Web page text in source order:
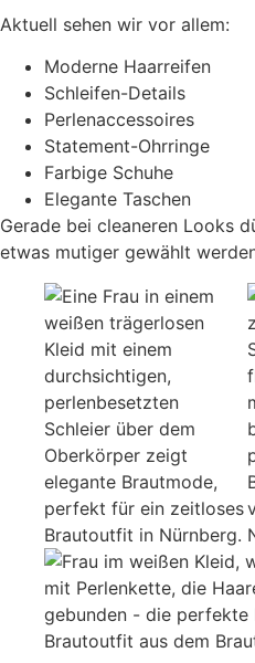
Aktuell sehen wir vor allem:
Moderne Haarreifen
Schleifen-Details
Perlenaccessoires
Statement-Ohrringe
Farbige Schuhe
Elegante Taschen
Gerade bei cleaneren Looks
etwas mutiger gewählt